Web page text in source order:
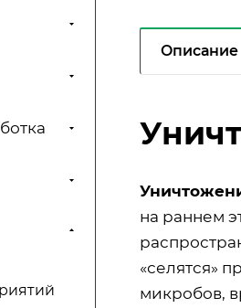
Описание
на раннем
«селятся»
микробов,